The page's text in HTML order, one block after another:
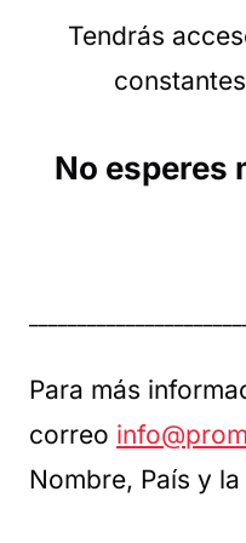
Tendrás
No esperes
Para más
correo
Nombre, País y